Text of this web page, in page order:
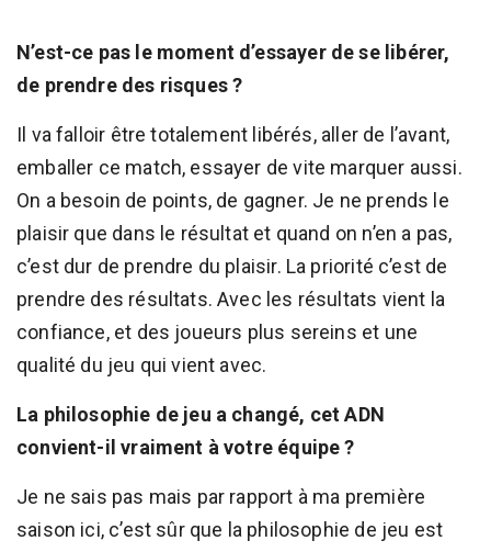
N’est-ce pas le moment d’essayer de se libérer,
de prendre des risques ?
Il va falloir être totalement libérés, aller de l’avant,
emballer ce match, essayer de vite marquer aussi.
On a besoin de points, de gagner. Je ne prends le
plaisir que dans le résultat et quand on n’en a pas,
c’est dur de prendre du plaisir. La priorité c’est de
prendre des résultats. Avec les résultats vient la
confiance, et des joueurs plus sereins et une
qualité du jeu qui vient avec.
La philosophie de jeu a changé, cet ADN
convient-il vraiment à votre équipe ?
Je ne sais pas mais par rapport à ma première
saison ici, c’est sûr que la philosophie de jeu est